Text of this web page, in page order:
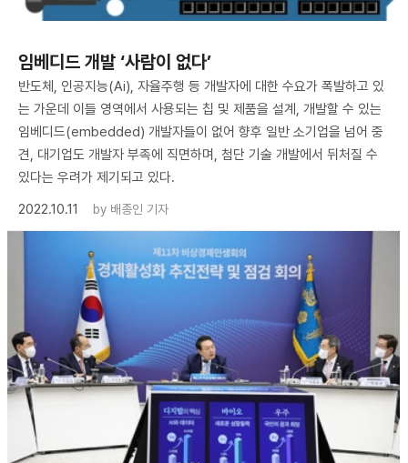
임베디드 개발 ‘사람이 없다’
반도체, 인공지능(Ai), 자율주행 등 개발자에 대한 수요가 폭발하고 있
는 가운데 이들 영역에서 사용되는 칩 및 제품을 설계, 개발할 수 있는
임베디드(embedded) 개발자들이 없어 향후 일반 소기업을 넘어 중
견, 대기업도 개발자 부족에 직면하며, 첨단 기술 개발에서 뒤처질 수
있다는 우려가 제기되고 있다.
2022.10.11
by 배종인 기자